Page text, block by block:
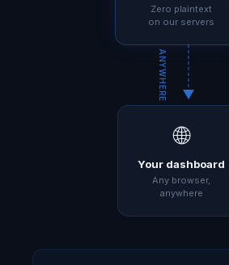
Zero plaintext
on our servers
ANYWHERE
🌐
Your dashboard
Any browser,
anywhere